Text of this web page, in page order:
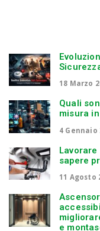
18 Marzo
Quali
misura
4 Gennaio
sapere
11 Agosto
e